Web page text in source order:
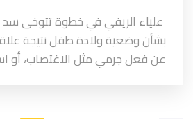
علياء الريفي في خطوة تتوخى سد
بشأن وضعية ولادة طفل نتيجة
عن فعل جرمي مثل الاغتصاب، أو